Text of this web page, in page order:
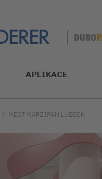
APLIKACE
MEST MARZIPAN LÜBECK